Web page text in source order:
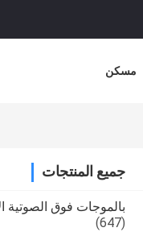
مسكن
جميع المنتجات
بالموجات فوق الصوتية
(647)